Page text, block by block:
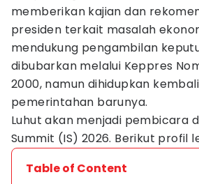
memberikan kajian dan
presiden terkait masalah
mendukung pengambilan
dibubarkan melalui Keppres
2000, namun dihidupkan
pemerintahan barunya.
Luhut akan menjadi pembicara
Summit (IS) 2026. Berikut profil
Table of Content